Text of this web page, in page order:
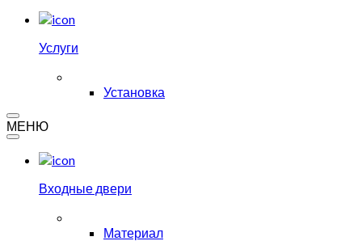
Услуги
Установка
МЕНЮ
Входные двери
Материал